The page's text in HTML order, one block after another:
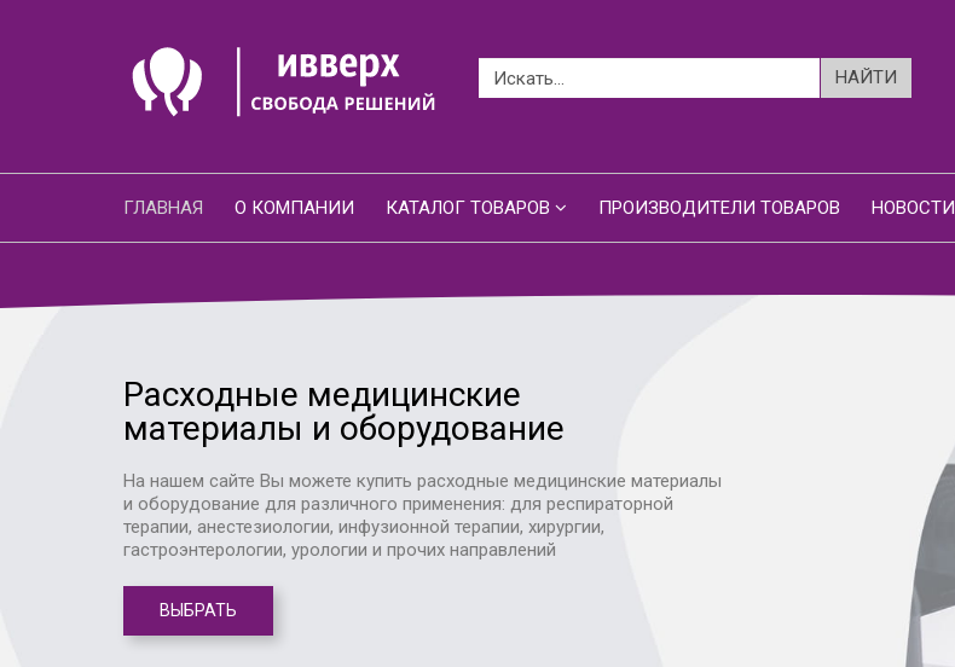
ГЛАВНАЯ О КОМПАНИИ КАТАЛОГ ТОВАРОВ ПРОИЗВОДИТЕЛИ ТОВАРОВ НОВОСТИ
Расходные медицинские
материалы и оборудование
На нашем сайте Вы можете купить расходные медицинские материалы
и оборудование для различного применения: для респираторной
терапии, анестезиологии, инфузионной терапии, хирургии,
гастроэнтерологии, урологии и прочих направлений
ВЫБРАТЬ